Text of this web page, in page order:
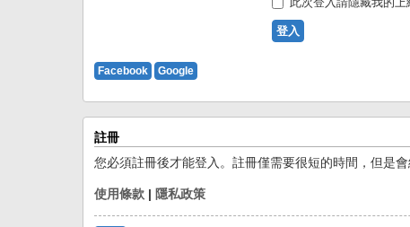
Facebook Google
註冊
您必須註冊後才能登入。註冊僅需要很短的時間，但是
使用條款 | 隱私政策